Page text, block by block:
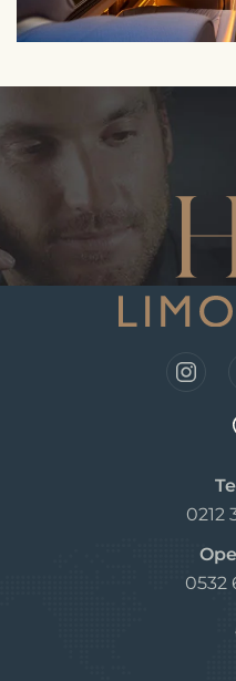
0212
0532